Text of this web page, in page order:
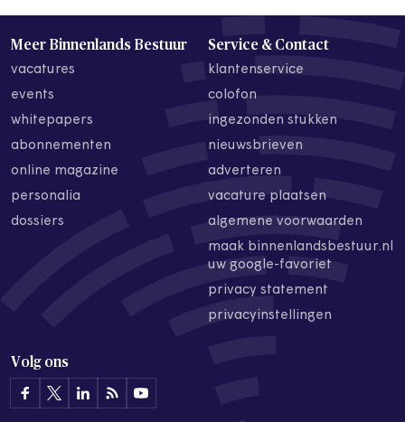
Meer Binnenlands Bestuur
vacatures
events
whitepapers
abonnementen
online magazine
personalia
dossiers
Service & Contact
klantenservice
colofon
ingezonden stukken
nieuwsbrieven
adverteren
vacature plaatsen
algemene voorwaarden
maak binnenlandsbestuur.nl
uw google-favoriet
privacy statement
privacyinstellingen
Volg ons